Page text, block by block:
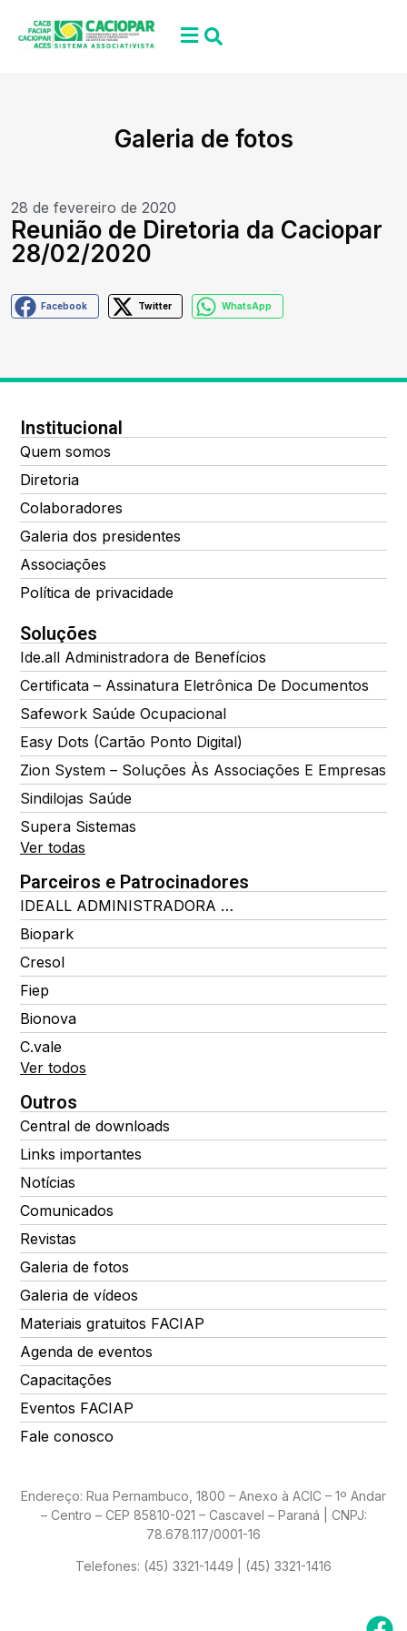
Galeria de fotos
28 de fevereiro de 2020
Reunião de Diretoria da Caciopar
28/02/2020
Facebook Twitter WhatsApp
Institucional
Quem somos
Diretoria
Colaboradores
Galeria dos presidentes
Associações
Política de privacidade
Soluções
Ide.all Administradora de Benefícios
Certificata – Assinatura Eletrônica De Documentos
Safework Saúde Ocupacional
Easy Dots (Cartão Ponto Digital)
Zion System – Soluções Às Associações E Empresas
Sindilojas Saúde
Supera Sistemas
Ver todas
Parceiros e Patrocinadores
IDEALL ADMINISTRADORA DE BENEFÍCIOS
Biopark
Cresol
Fiep
Bionova
C.vale
Ver todos
Outros
Central de downloads
Links importantes
Notícias
Comunicados
Revistas
Galeria de fotos
Galeria de vídeos
Materiais gratuitos FACIAP
Agenda de eventos
Capacitações
Eventos FACIAP
Fale conosco
Endereço: Rua Pernambuco, 1800 – Anexo à ACIC – 1º Andar
– Centro – CEP 85810-021 – Cascavel – Paraná | CNPJ:
78.678.117/0001-16
Telefones: (45) 3321-1449 | (45) 3321-1416